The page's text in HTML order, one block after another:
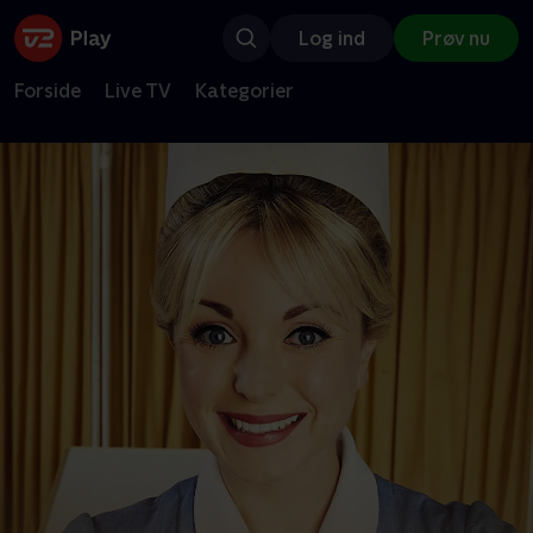
Log ind Prøv nu
Forside Live TV Kategorier